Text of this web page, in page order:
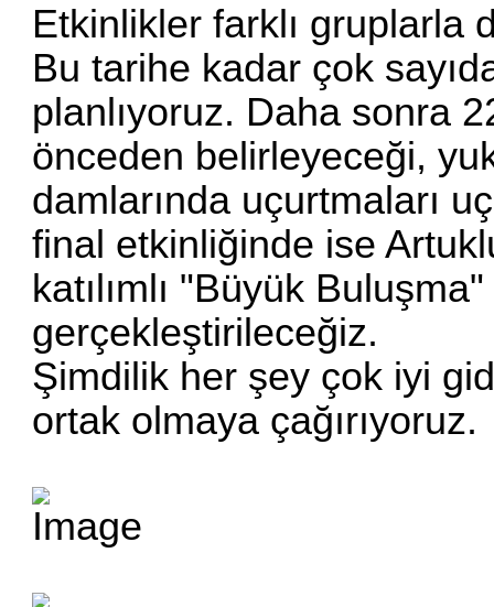
Etkinlikler farklı gruplarla
Bu tarihe kadar çok
planlıyoruz. Daha sonra
önceden belirleyeceği,
damlarında uçurtmaları
final etkinliğinde ise
katılımlı "Büyük
gerçekleştirileceğiz.
Şimdilik her şey çok iyi
ortak olmaya çağırıyoruz.